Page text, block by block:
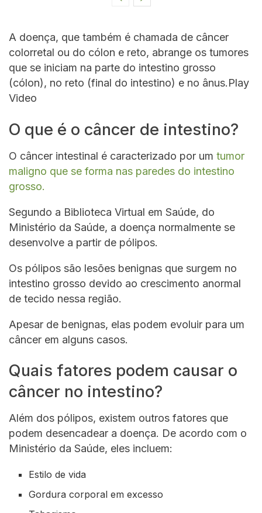
A doença, que também é chamada de câncer
colorretal ou do cólon e reto, abrange os tumores
que se iniciam na parte do intestino grosso
(cólon), no reto (final do intestino) e no ânus.Play
Video
O que é o câncer de intestino?
O câncer intestinal é caracterizado por um tumor
maligno que se forma nas paredes do intestino
grosso.
Segundo a Biblioteca Virtual em Saúde, do
Ministério da Saúde, a doença normalmente se
desenvolve a partir de pólipos.
Os pólipos são lesões benignas que surgem no
intestino grosso devido ao crescimento anormal
de tecido nessa região.
Apesar de benignas, elas podem evoluir para um
câncer em alguns casos.
Quais fatores podem causar o
câncer no intestino?
Além dos pólipos, existem outros fatores que
podem desencadear a doença. De acordo com o
Ministério da Saúde, eles incluem:
Estilo de vida
Gordura corporal em excesso